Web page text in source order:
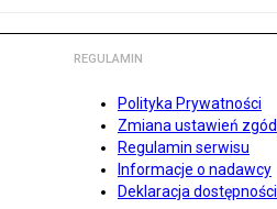
REGULAMIN
Polityka Prywatności
Zmiana ustawień zgód
Regulamin serwisu
Informacje o nadawcy
Deklaracja dostępności